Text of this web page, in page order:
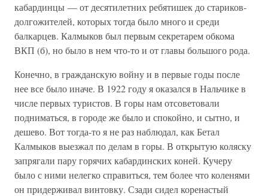
кабардинцы — от десятилетних ребятишек до стариков-
долгожителей, которых тогда было много и среди
балкарцев. Калмыков был первым секретарем обкома
ВКП (б), но было в нем что-то и от главы большого рода.
Конечно, в гражданскую войну и в первые годы после
нее все было иначе. В 1922 году я оказался в Нальчике в
числе первых туристов. В горы нам отсоветовали
подниматься, в городе же было и спокойно, и сытно, и
дешево. Вот тогда-то я не раз наблюдал, как Бетал
Калмыков выезжал по делам в горы. В открытую коляску
запрягали пару горячих кабардинских коней. Кучеру
было с ними нелегко справиться, тем более что коленями
он придерживал винтовку. Сзади сидел коренастый